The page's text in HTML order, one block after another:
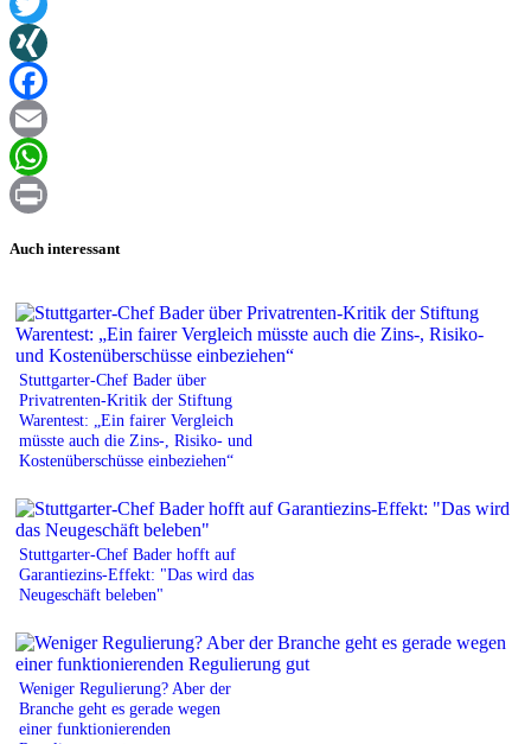
Twitter
XING
Facebook
Email
WhatsApp
Auch interessant
Stuttgarter-Chef Bader über
Privatrenten-Kritik der Stiftung
Warentest: „Ein fairer Vergleich
müsste auch die Zins-, Risiko- und
Kostenüberschüsse einbeziehen“
Stuttgarter-Chef Bader hofft auf
Garantiezins-Effekt: "Das wird das
Neugeschäft beleben"
Weniger Regulierung? Aber der
Branche geht es gerade wegen
einer funktionierenden